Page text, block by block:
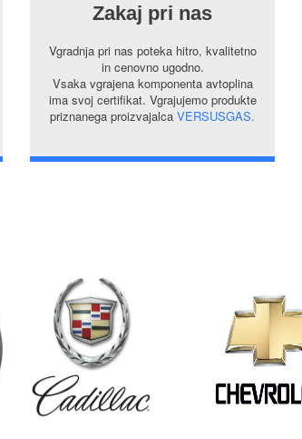
Zakaj pri nas
Vgradnja pri nas poteka hitro, kvalitetno
in cenovno ugodno.
Vsaka vgrajena komponenta avtoplina
ima svoj certifikat. Vgrajujemo produkte
priznanega proizvajalca VERSUSGAS.